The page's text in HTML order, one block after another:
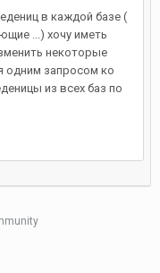
в каждой базе (
...) хочу иметь
некоторые
одним запросом ко
из всех баз по